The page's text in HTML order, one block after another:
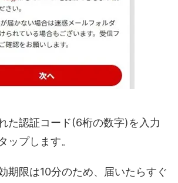
た認証コード(6桁の数字)を入力
ップします。
期限は10分のため、届いたらすぐ